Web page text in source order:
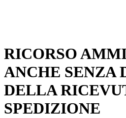
RICORSO
ANCHE SENZA
DELLA
SPEDIZIONE